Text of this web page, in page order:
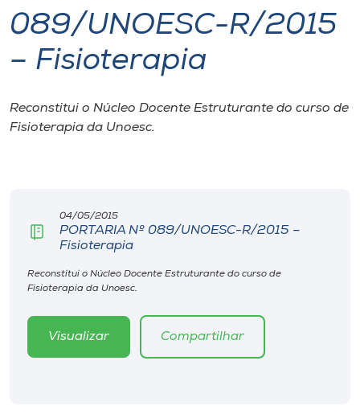
I.nova
Cultura
Biblioteca
Editora
Rádio
089/UNOESC-R/2015
– Fisioterapia
Reconstitui o Núcleo Docente Estruturante do curso de
Fisioterapia da Unoesc.
04/05/2015
PORTARIA Nº 089/UNOESC-R/2015 –
Fisioterapia
Reconstitui o Núcleo Docente Estruturante do curso de
Fisioterapia da Unoesc.
Visualizar Compartilhar